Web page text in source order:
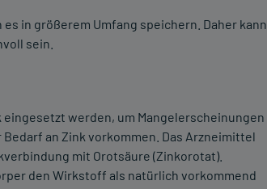
in größerem Umfang speichern. Daher kann
sein.
werden, um Mangelerscheinungen
an Zink vorkommen. Das Arzneimittel
mit Orotsäure (Zinkorotat).
den Wirkstoff als natürlich vorkommend